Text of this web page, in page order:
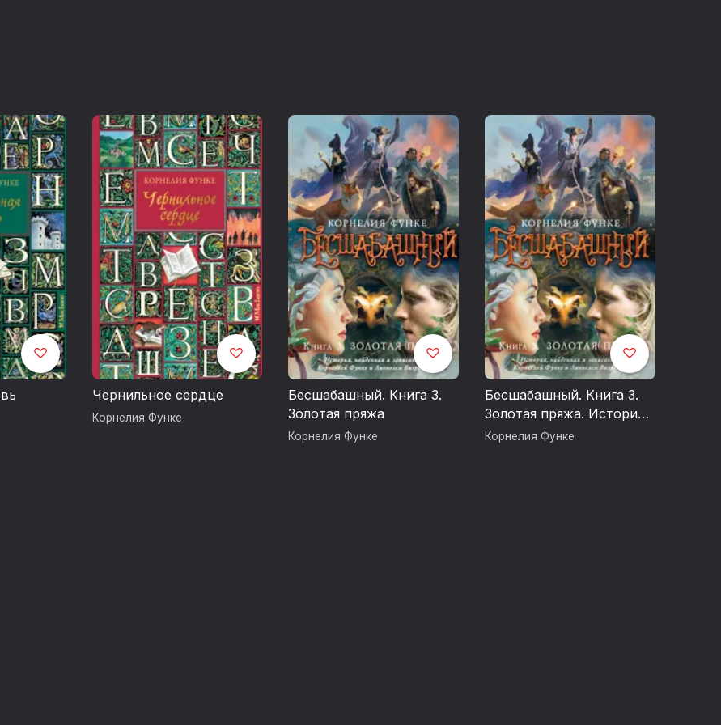
Джекоб Бесшабашный еще шесть лет назад нашел путь сквозь зеркало в мир, где все чудеса, о которых он читал
в сказках, были реальностью. Однажды вслед за ним в Зазеркалье проник его младший брат — и едва не стал
жертвой колдовства.
Джекобу удалось спасти брата, но в скором времени ему предстоит расплатиться за это собственной жизнью.
Заклятие Темной Феи с каждым днем приближает его последний час. Хотя в мире по ту сторону зеркала
существует немало таких чудодейственных средств, как источник вечной юности или молодильные яблоки, ни
одно из них ему не помогло. И когда надежда почти покинула Джекоба, ему стало известно о магическом
арбалете, способном одним выстрелом убить целую армию — или исцелить одного человека. Кому, как не
Джекобу Бесшабашному, лучшему охотнику за сокровищами, под силу найти и оживить давно забытую
легенду… Но не он один разыскивает арбалет, и намерения у его конкурентов отнюдь не добрые. Ставка в этой
гонке слишком высока.
© М. Арутюнова, перевод, 2014
© В. Еклерис, иллюстрация на обложке, 2014
© ООО «Издательская Группа „Азбука-Аттикус“», 2014
Издательство АЗБУКА®
Чернильное сердце
Корнелия Функе
Бесшабашный. Книга 3.
Золотая пряжа
Корнелия Функе
Бесшабашный. Книга 3.
Золотая пряжа. История,
найденная и записанная
Корнелия Функе